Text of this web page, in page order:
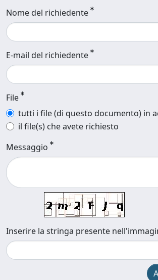
Nome del richiedente
E-mail del richiedente
File
tutti i file (di questo documento) in
il file(s) che avete richiesto
Messaggio
Inserire la stringa presente